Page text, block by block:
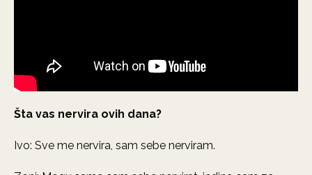
Šta vas nervira ovih dana?
Ivo: Sve me nervira, sam sebe nerviram.